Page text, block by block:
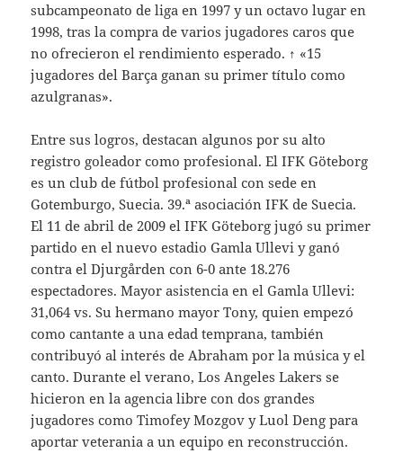
subcampeonato de liga en 1997 y un octavo lugar en
1998, tras la compra de varios jugadores caros que
no ofrecieron el rendimiento esperado. ↑ «15
jugadores del Barça ganan su primer título como
azulgranas».
Entre sus logros, destacan algunos por su alto
registro goleador como profesional. El IFK Göteborg
es un club de fútbol profesional con sede en
Gotemburgo, Suecia. 39.ª asociación IFK de Suecia.
El 11 de abril de 2009 el IFK Göteborg jugó su primer
partido en el nuevo estadio Gamla Ullevi y ganó
contra el Djurgården con 6-0 ante 18.276
espectadores. Mayor asistencia en el Gamla Ullevi:
31,064 vs. Su hermano mayor Tony, quien empezó
como cantante a una edad temprana, también
contribuyó al interés de Abraham por la música y el
canto. Durante el verano, Los Angeles Lakers se
hicieron en la agencia libre con dos grandes
jugadores como Timofey Mozgov y Luol Deng para
aportar veterania a un equipo en reconstrucción.